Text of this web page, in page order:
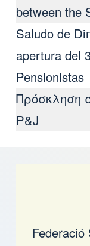
between the
Saludo de
apertura del
Pensionistas
Πρόσκληση
P&J
Federació